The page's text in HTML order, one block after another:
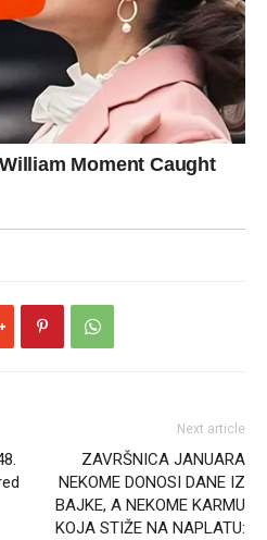
Next article
ZAVRŠNICA JANUARA
NEKOME DONOSI DANE IZ
BAJKE, A NEKOME KARMU
KOJA STIŽE NA NAPLATU: